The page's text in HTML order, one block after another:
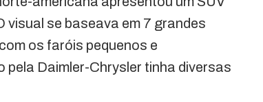
visual se baseava em 7 grandes
os faróis pequenos e
Daimler-Chrysler tinha diversas